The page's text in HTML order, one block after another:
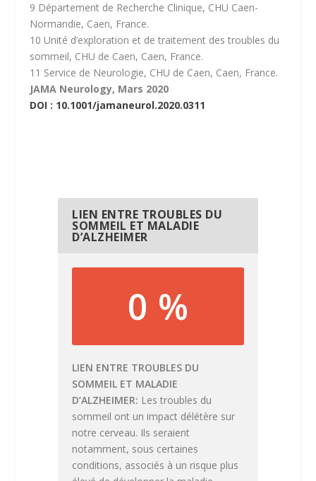
9 Département de Recherche Clinique, CHU Caen-
Normandie, Caen, France.
10 Unité d’exploration et de traitement des troubles du
sommeil, CHU de Caen, Caen, France.
11 Service de Neurologie, CHU de Caen, Caen, France.
JAMA Neurology, Mars 2020
DOI : 10.1001/jamaneurol.2020.0311
LIEN ENTRE TROUBLES DU
SOMMEIL ET MALADIE
D’ALZHEIMER
0 %
LIEN ENTRE TROUBLES DU
SOMMEIL ET MALADIE
D’ALZHEIMER Les troubles du
sommeil ont un impact délétère sur
notre cerveau. Ils seraient
notamment, sous certaines
conditions, associés à un risque plus